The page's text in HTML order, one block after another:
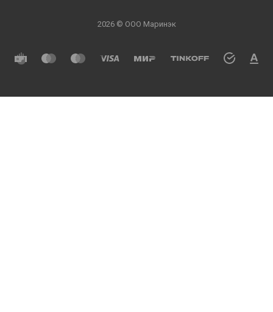
2026 © ООО Маринэк